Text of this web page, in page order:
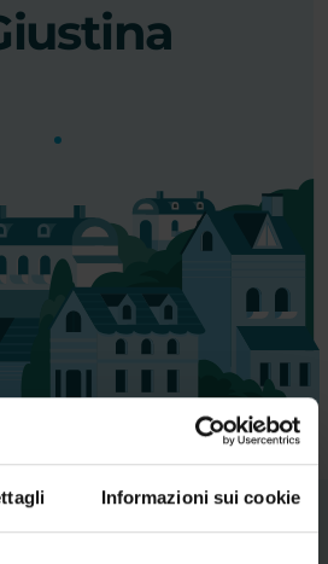
Informazioni sui cookie